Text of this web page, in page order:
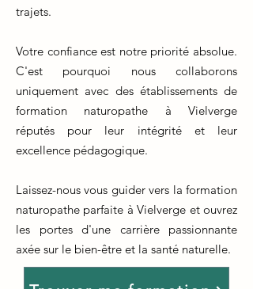
trajets.
Votre confiance est notre priorité absolue.
C'est pourquoi nous collaborons
uniquement avec des établissements de
formation naturopathe à Vielverge
réputés pour leur intégrité et leur
excellence pédagogique.
Laissez-nous vous guider vers la formation
naturopathe parfaite à Vielverge et ouvrez
les portes d'une carrière passionnante
axée sur le bien-être et la santé naturelle.